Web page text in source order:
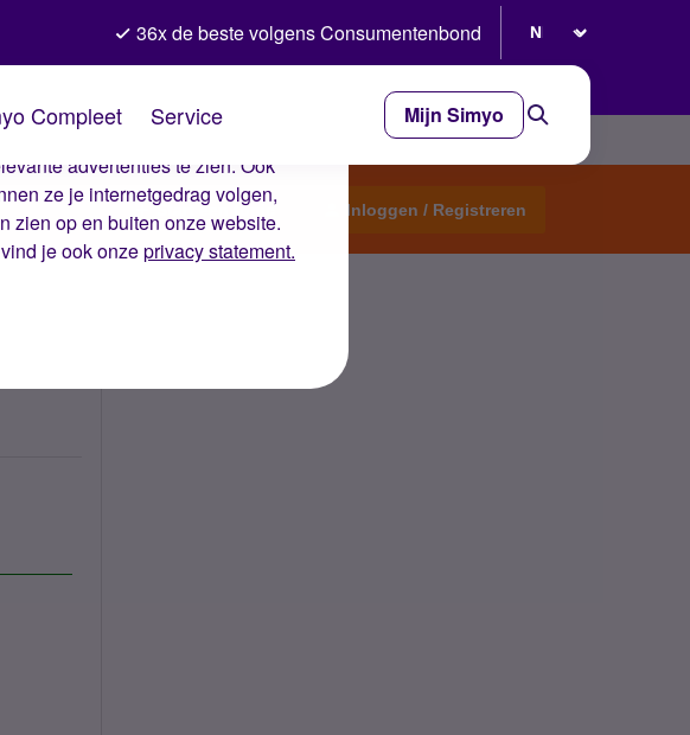
wij ervoor dat je ervaring op de
advertenties te zien. Ook
ze je internetgedrag volgen,
zien op en buiten onze website.
je ook onzeprivacy statement.
36x de beste volgens Consumentenbond
Compleet Service Mijn Simyo
Start een topic Inloggen / Registreren